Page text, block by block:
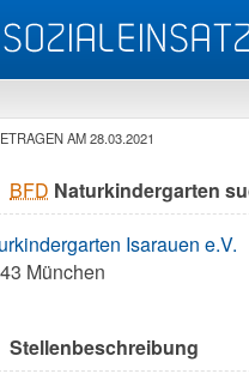
AM 28.03.2021
BFD Naturkindergarten
Isarauen e.V.
München
Stellenbeschreibung